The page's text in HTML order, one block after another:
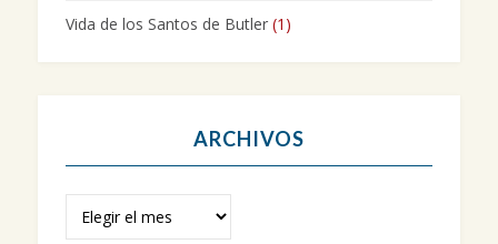
Vida de los Santos de Butler(1)
ARCHIVOS